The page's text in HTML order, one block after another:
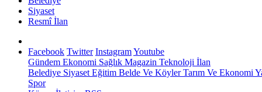
Siyaset
Resmî İlan
Facebook Twitter InstagramYoutube
Gündem Ekonomi Sağlık Magazin Teknoloji İlan
Belediye Siyaset Eğitim Belde Ve KöylerTarım Ve Ekonomi
Spor